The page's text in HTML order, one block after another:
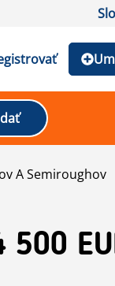
A Semiroughov
500